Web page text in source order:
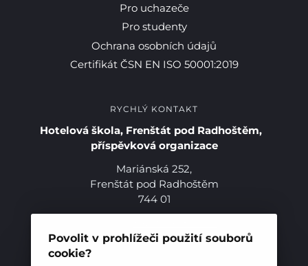
Povolit v prohlížeči použití souborů
cookie?
Pro studenty
Pro uchazeče
Pro uchazeče
Pro studenty
Ochrana osobních údajů
Certifikát ČSN EN ISO 50001:2019
RYCHLÝ KONTAKT
Hotelová škola, Frenštát pod Radhoštěm,
příspěvková organizace
Mariánská 252,
Frenštát pod Radhoštěm
744 01
E-mail:sekretariat@hotelovkafren.cz
Datová schránka: bc5jrez